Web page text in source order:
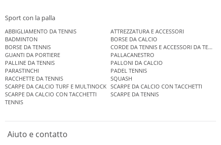
Sport con la palla
ABBIGLIAMENTO DA TENNIS
ATTREZZATURA E ACCESSORI
BADMINTON
BORSE DA CALCIO
BORSE DA TENNIS
CORDE DA TENNIS E ACCESSORI DA TENNIS
GUANTI DA PORTIERE
PALLACANESTRO
PALLINE DA TENNIS
PALLONI DA CALCIO
PARASTINCHI
PADEL TENNIS
RACCHETTE DA TENNIS
SQUASH
SCARPE DA CALCIO TURF E MULTINOCK SCARPE DA CALCIO CON TACCHETTI
SCARPE DA CALCIO CON TACCHETTI
SCARPE DA TENNIS
TENNIS
Aiuto e contatto